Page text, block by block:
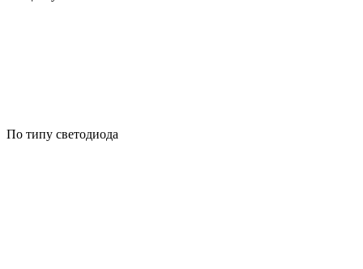
По типу светодиода